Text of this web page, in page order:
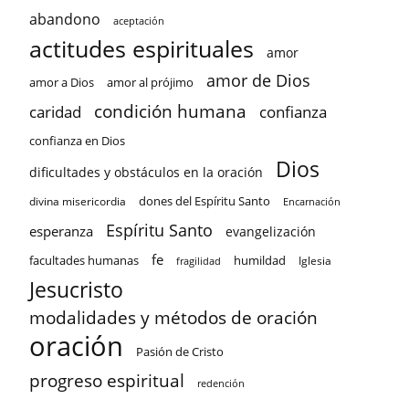
abandono aceptación
actitudes espirituales amor
amor a Dios amor al prójimo amor de Dios
caridad condición humana confianza
confianza en Dios
dificultades y obstáculos en la oración Dios
divina misericordia dones del Espíritu Santo Encarnación
esperanza Espíritu Santo evangelización
facultades humanas fe fragilidad humildad Iglesia
Jesucristo
modalidades y métodos de oración
oración Pasión de Cristo
progreso espiritual redención